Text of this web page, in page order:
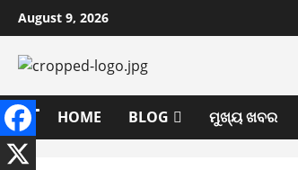
Skip
to
content
August 9, 2026
HOME BLOG ମୁଖ୍ୟ ଖବର